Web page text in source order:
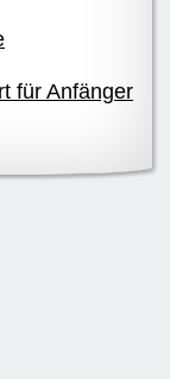
für Anfänger